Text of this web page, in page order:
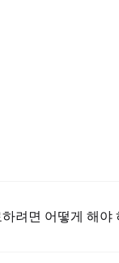
려면 어떻게 해야